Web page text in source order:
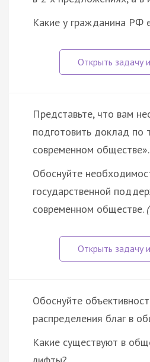
Какие у гражданина РФ
Представьте, что вам
подготовить доклад по
современном обществе».
Обоснуйте
государственной
современном обществе.
Обоснуйте
распределения благ в
Какие существуют в